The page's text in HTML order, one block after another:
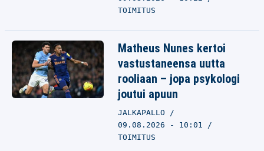
TOIMITUS
Matheus Nunes kertoi
vastustaneensa uutta
rooliaan – jopa psykologi
joutui apuun
JALKAPALLO
09.08.2026 - 10:01
TOIMITUS